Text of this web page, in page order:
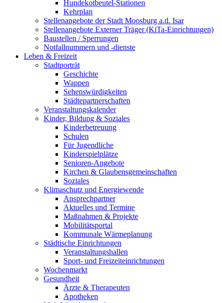
Hundekotbeutel-Stationen
Kehrplan
Stellenangebote der Stadt Moosburg a.d. Isar
Stellenangebote Externer Träger (KiTa-Einrichtungen)
Baustellen / Sperrungen
Notfallnummern und -dienste
Leben & Freizeit
Stadtporträt
Geschichte
Wappen
Sehenswürdigkeiten
Städtepartnerschaften
Veranstaltungskalender
Kinder, Bildung & Soziales
Kinderbetreuung
Schulen
Für Jugendliche
Kinderspielplätze
Senioren-Angebote
Kirchen & Glaubensgemeinschaften
Soziales
Klimaschutz und Energiewende
Ansprechpartner
Aktuelles und Termine
Maßnahmen & Projekte
Mobilitätsportal
Kommunale Wärmeplanung
Städtische Einrichtungen
Veranstaltungshallen
Sport- und Freizeiteinrichtungen
Wochenmarkt
Gesundheit
Ärzte & Therapeuten
Apotheken